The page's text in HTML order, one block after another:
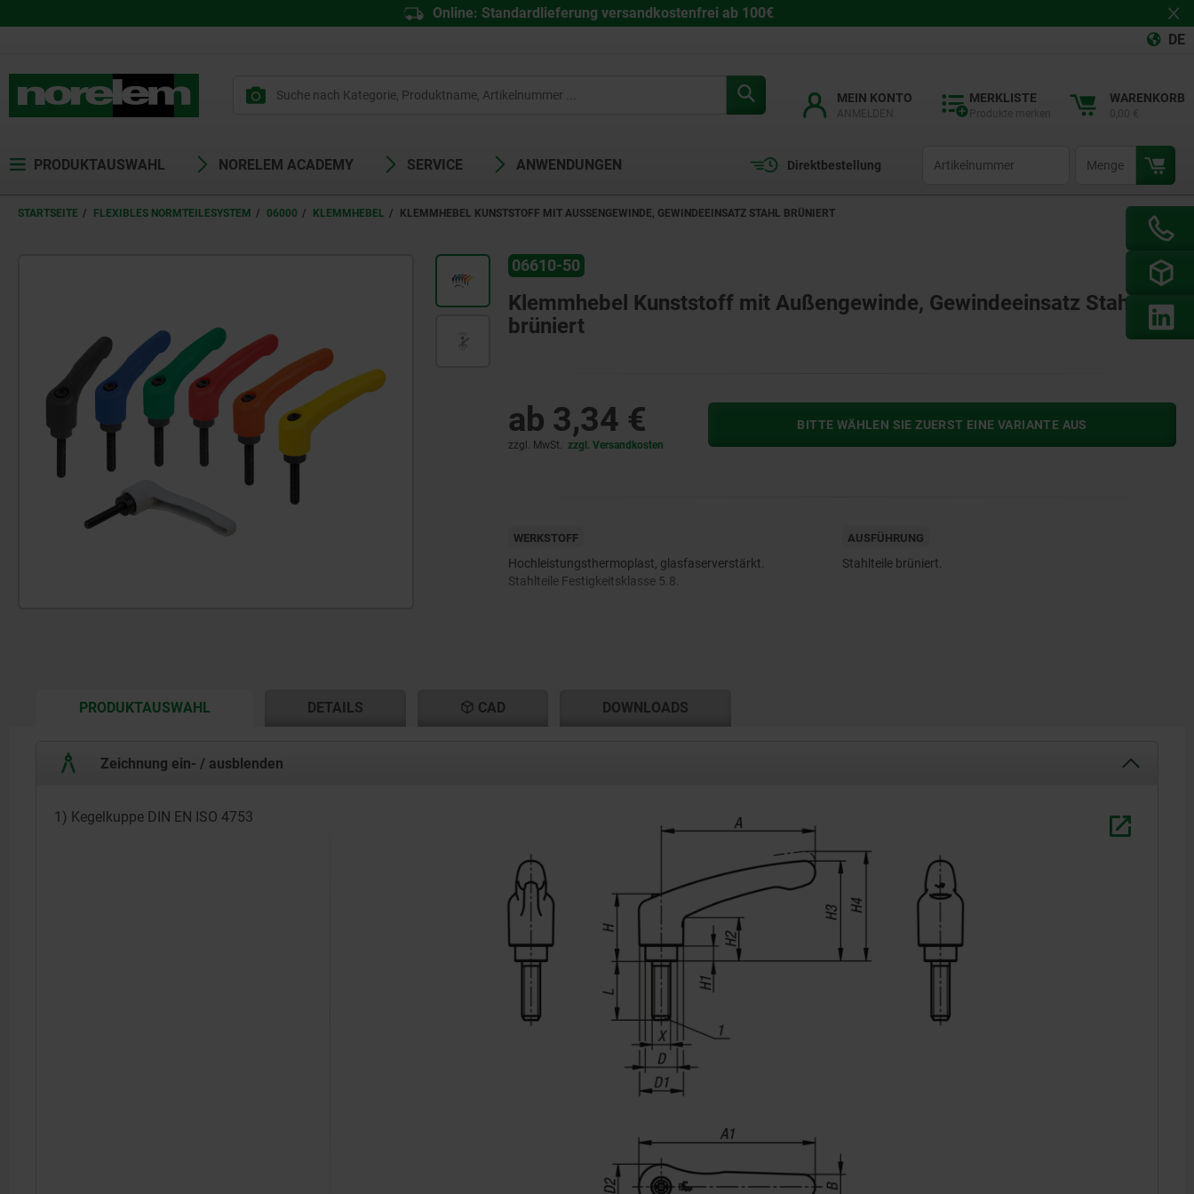
Online: Standardlieferung versandkostenfrei ab 100€
DE
MEIN KONTO MERKLISTE WARENKORB
PRODUKTAUSWAHL NORELEM ACADEMY SERVICE ANWENDUNGEN Direktbestellung
STARTSEITE FLEXIBLES NORMTEILESYSTEM 06000 KLEMMHEBEL KLEMMHEBEL KUNSTSTOFF MIT AUSSENGEWINDE, GEWINDEEINSATZ STAHL BRÜNIERT
06610-50
Klemmhebel Kunststoff mit Außengewinde, Gewindeeinsatz Stahl
brüniert
ab 3,34 €
zzgl. MwSt. zzgl. Versandkosten
BITTE WÄHLEN SIE ZUERST EINE VARIANTE AUS
WERKSTOFF
Hochleistungsthermoplast, glasfaserverstärkt.
Stahlteile Festigkeitsklasse 5.8.
AUSFÜHRUNG
Stahlteile brüniert.
PRODUKTAUSWAHL DETAILS CAD DOWNLOADS
Zeichnung ein- / ausblenden
1) Kegelkuppe DIN EN ISO 4753